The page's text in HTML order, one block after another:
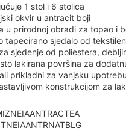
1 stol i 6 stolica
okvir u antracit boji
u prirodnoj obradi za topao i
tapecirano sjedalo od
sjedenje od poliestera,
lakirana površina za
prikladni za vanjsku upotrebu
konstrukcijom za